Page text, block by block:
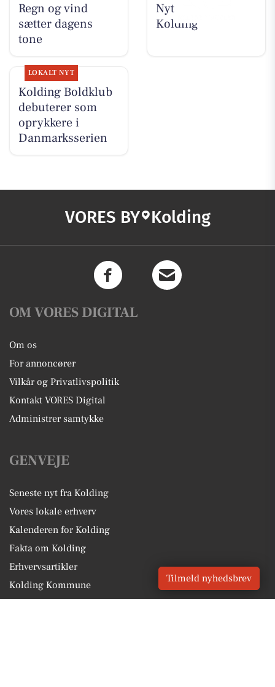
Regn og vind
sætter dagens
tone
Nyt fra Osten
Kolding
LOKALT NYT
Kolding Boldklub
debuterer som
oprykkere i
Danmarksserien
VORES BY Kolding
OM VORES DIGITAL
Om os
For annoncører
Vilkår og Privatlivspolitik
Kontakt VORES Digital
Administrer samtykke
GENVEJE
Seneste nyt fra Kolding
Vores lokale erhverv
Kalenderen for Kolding
Fakta om Kolding
Erhvervsartikler
Kolding Kommune
Få en gratis salgsvurdering
Tilmeld nyhedsbrev